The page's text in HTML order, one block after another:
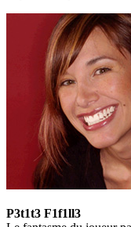
P3t1t3 F1f1ll3